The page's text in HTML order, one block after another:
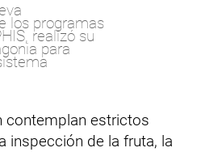
los programas
realizó su
para
contemplan estrictos
inspección de la fruta, la